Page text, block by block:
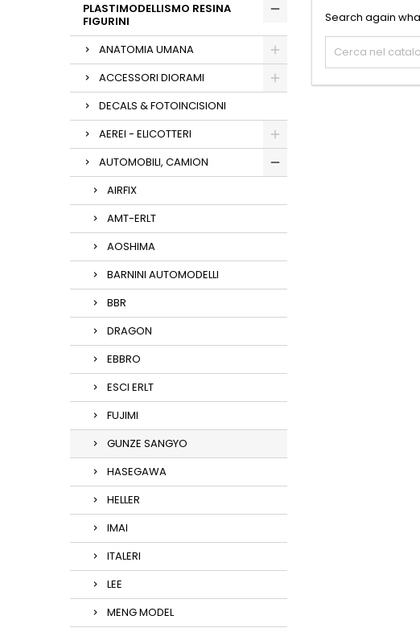
PLASTIMODELLISMO RESINA
FIGURINI
ANATOMIA UMANA
ACCESSORI DIORAMI
DECALS & FOTOINCISIONI
AEREI - ELICOTTERI
AUTOMOBILI, CAMION
AIRFIX
AMT-ERLT
AOSHIMA
BARNINI AUTOMODELLI
BBR
DRAGON
EBBRO
ESCI ERLT
FUJIMI
GUNZE SANGYO
HASEGAWA
HELLER
IMAI
ITALERI
LEE
MENG MODEL
Search again